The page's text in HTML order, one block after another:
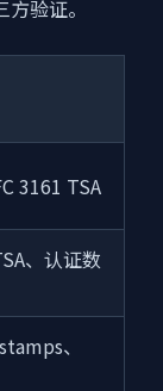
验证。
3161 TSA
、认证数
、